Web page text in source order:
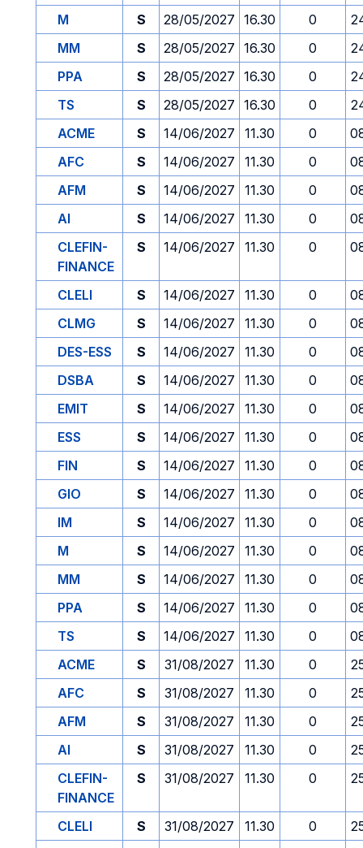
M
S 28/05/2027 16.30 0
MM
S 28/05/2027 16.30 0
PPA
S 28/05/2027 16.30 0
TS
S 28/05/2027 16.30 0
ACME
S 14/06/2027 11.30 0
AFC
S 14/06/2027 11.30 0
AFM
S 14/06/2027 11.30 0
AI
S 14/06/2027 11.30 0
CLEFIN-
FINANCE
S 14/06/2027 11.30 0
CLELI S 14/06/2027 11.30 0
CLMG
S 14/06/2027 11.30 0
DES-ESS
S 14/06/2027 11.30 0
DSBA
S 14/06/2027 11.30 0
EMIT
S 14/06/2027 11.30 0
ESS
S 14/06/2027 11.30 0
FIN
S 14/06/2027 11.30 0
GIO
S 14/06/2027 11.30 0
IM
S 14/06/2027 11.30 0
M
S 14/06/2027 11.30 0
MM
S 14/06/2027 11.30 0
PPA
S 14/06/2027 11.30 0
TS
S 14/06/2027 11.30 0
ACME
S 31/08/2027 11.30 0
AFC
S 31/08/2027 11.30 0
AFM
S 31/08/2027 11.30 0
AI
S 31/08/2027 11.30 0
CLEFIN-
FINANCE
S 31/08/2027 11.30 0
CLELI S 31/08/2027 11.30 0